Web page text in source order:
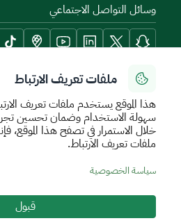
ملفات تعريف الارتباط
هذا الموقع يستخدم ملفات تعريف
سهولة الاستخدام وضمان تحسين
خلال الاستمرار في تصفح هذا الموقع،
ملفات تعريف الارتباط.
سياسة الخصوصية
قبول
وسائل التواصل الاجتماعي
أدوات الإتاحة وامكانية الوصول
سياسة الإستخدام الآمن
جميع الحقوق محفوظة للهيئة العامة للعقار ©